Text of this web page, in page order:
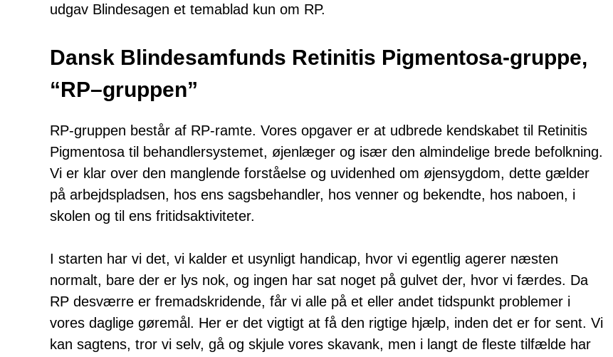
udgav Blindesagen et temablad kun om RP.
Dansk Blindesamfunds Retinitis Pigmentosa-gruppe,
“RP–gruppen”
RP-gruppen består af RP-ramte. Vores opgaver er at udbrede kendskabet til Retinitis
Pigmentosa til behandlersystemet, øjenlæger og især den almindelige brede befolkning.
Vi er klar over den manglende forståelse og uvidenhed om øjensygdom, dette gælder
på arbejdspladsen, hos ens sagsbehandler, hos venner og bekendte, hos naboen, i
skolen og til ens fritidsaktiviteter.
I starten har vi det, vi kalder et usynligt handicap, hvor vi egentlig agerer næsten
normalt, bare der er lys nok, og ingen har sat noget på gulvet der, hvor vi færdes. Da
RP desværre er fremadskridende, får vi alle på et eller andet tidspunkt problemer i
vores daglige gøremål. Her er det vigtigt at få den rigtige hjælp, inden det er for sent. Vi
kan sagtens, tror vi selv, gå og skjule vores skavank, men i langt de fleste tilfælde har